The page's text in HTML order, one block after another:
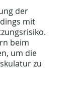
der
mit
beim
um die
zu